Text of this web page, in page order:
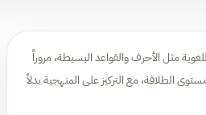
مثل الأحرف والقواعد البسيطة، مروراً
الطلاقة، مع التركيز على المنهجية بدلاً